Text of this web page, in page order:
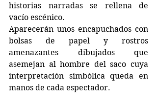
historias narradas se rellena de
vacío escénico.
Aparecerán unos encapuchados con
bolsas de papel y rostros
amenazantes dibujados que
asemejan al hombre del saco cuya
interpretación simbólica queda en
manos de cada espectador.